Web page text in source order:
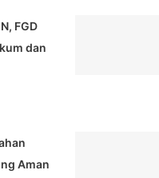
FGD
dan
Aman